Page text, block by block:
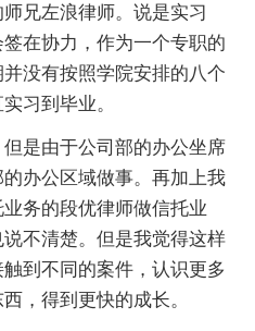
兄左浪律师。说是实习
在协力，作为一个专职的
没有按照学院安排的八个
习到毕业。
是由于公司部的办公坐席
办公区域做事。再加上我
务的段优律师做信托业
不清楚。但是我觉得这样
到不同的案件，认识更多
，得到更快的成长。